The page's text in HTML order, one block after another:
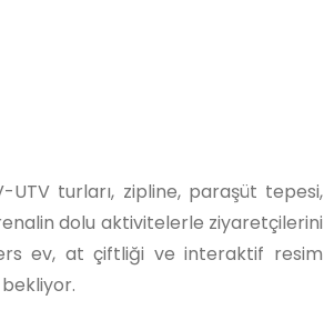
turları, zipline, paraşüt tepesi,
dolu aktivitelerle ziyaretçilerini
ev, at çiftliği ve interaktif resim